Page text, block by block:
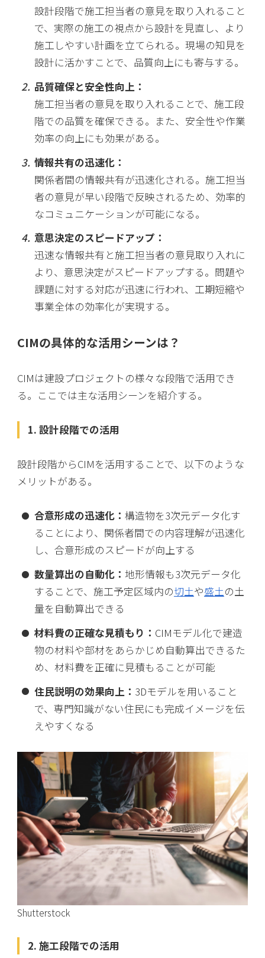
設計段階で施工担当者の意見を取り入れること
で、実際の施工の視点から設計を見直し、より
施工しやすい計画を立てられる。現場の知見を
設計に活かすことで、品質向上にも寄与する。
品質確保と安全性向上：
施工担当者の意見を取り入れることで、施工段
階での品質を確保できる。また、安全性や作業
効率の向上にも効果がある。
情報共有の迅速化：
関係者間の情報共有が迅速化される。施工担当
者の意見が早い段階で反映されるため、効率的
なコミュニケーションが可能になる。
意思決定のスピードアップ：
迅速な情報共有と施工担当者の意見取り入れに
より、意思決定がスピードアップする。問題や
課題に対する対応が迅速に行われ、工期短縮や
事業全体の効率化が実現する。
CIMの具体的な活用シーンは？
CIMは建設プロジェクトの様々な段階で活用でき
る。ここでは主な活用シーンを紹介する。
1. 設計段階での活用
設計段階からCIMを活用することで、以下のような
メリットがある。
合意形成の迅速化： 構造物を3次元データ化す
ることにより、関係者間での内容理解が迅速化
し、合意形成のスピードが向上する
数量算出の自動化： 地形情報も3次元データ化
することで、施工予定区域内の切土や盛土の土
量を自動算出できる
材料費の正確な見積もり： CIMモデル化で建造
物の材料や部材をあらかじめ自動算出できるた
め、材料費を正確に見積もることが可能
住民説明の効果向上： 3Dモデルを用いること
で、専門知識がない住民にも完成イメージを伝
えやすくなる
Shutterstock
2. 施工段階での活用